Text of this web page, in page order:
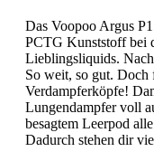
Das Voopoo Argus
PCTG Kunststoff bei
Lieblingsliquids.
So weit, so gut. Doch
Verdampferköpfe!
Lungendampfer voll
besagtem Leerpod
Dadurch stehen dir